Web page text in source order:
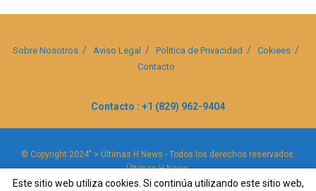
Sobre Nosotros Aviso Legal Politica de Privacidad
Cokiees
Contacto
Contacto : +1 (829) 962-9404
© Copyright 2024" > Últimas H News - Todos los derechos reservados.
Últimas H News.
Este sitio web utiliza cookies. Si continúa utilizando este sitio web,